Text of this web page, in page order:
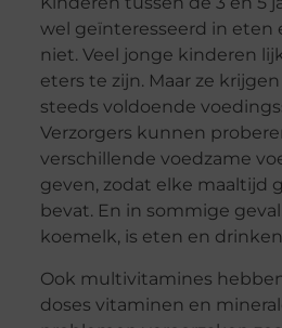
wel geïnteresseerd in eten
niet. Veel jonge kinderen
eters te zijn. Maar ze
steeds voldoende
Verzorgers kunnen
verschillende voedzame
geven, zodat elke maaltijd
bevat. En in sommige
koemelk, is eten en
Ook multivitamines hebben
doses vitaminen en